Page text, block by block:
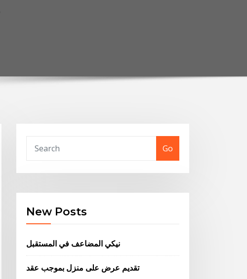
Go
New Posts
نيكي المضاعف في المستقبل
تقديم عرض على منزل بموجب عقد